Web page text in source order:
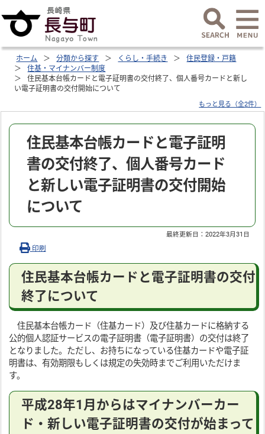
ホーム 分類から探す くらし・手続き
住民登録・戸籍
住基・マイナンバー制度
住民基本台帳カードと電子証明書の交付終了、個人番号カードと新し
い電子証明書の交付開始について
もっと見る（全2件）
住民基本台帳カードと電子証明
書の交付終了、個人番号カード
と新しい電子証明書の交付開始
について
最終更新日：2022年3月31日
印刷
住民基本台帳カードと電子証明書の交付
終了について
住民基本台帳カード（住基カード）及び住基カードに格納する
公的個人認証サービスの電子証明書（電子証明書）の交付は終了
となりました。ただし、お持ちになっている住基カードや電子証
明書は、有効期限もしくは規定の失効時までご利用いただけま
す。
平成28年1月からはマイナンバーカー
ド・新しい電子証明書の交付が始まって